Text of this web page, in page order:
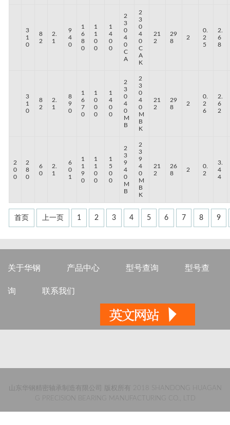
3
1
0
8
2
2.
1
9
4
0
1
6
8
0
1
1
0
0
1
4
0
0
2
3
0
4
0
C
A
2
3
0
4
0
C
A
K
21
2
29
8
2
0.
2
5
2.
6
8
3
1
0
8
2
2.
1
8
9
0
1
6
7
0
1
0
0
0
1
4
0
0
2
3
0
4
0
M
B
2
3
0
4
0
M
B
K
21
2
29
8
2
0.
2
6
2.
6
2
2
0
0
2
8
0
6
0
2.
1
6
0
1
1
1
9
0
1
1
0
0
1
5
0
0
2
3
9
4
0
M
B
2
3
9
4
0
M
B
K
21
2
26
8
2
0.
2
3.
4
4
首页 上一页 1 2 3 4 5 6 7 8 9
关于华钢 产品中心 型号查询 型号查
询 联系我们
山东华钢精密轴承制造有限公司 版权所有 2018 SHANDONG HUAGAN
G PRECISION BEARING MANUFACTURING CO., LTD